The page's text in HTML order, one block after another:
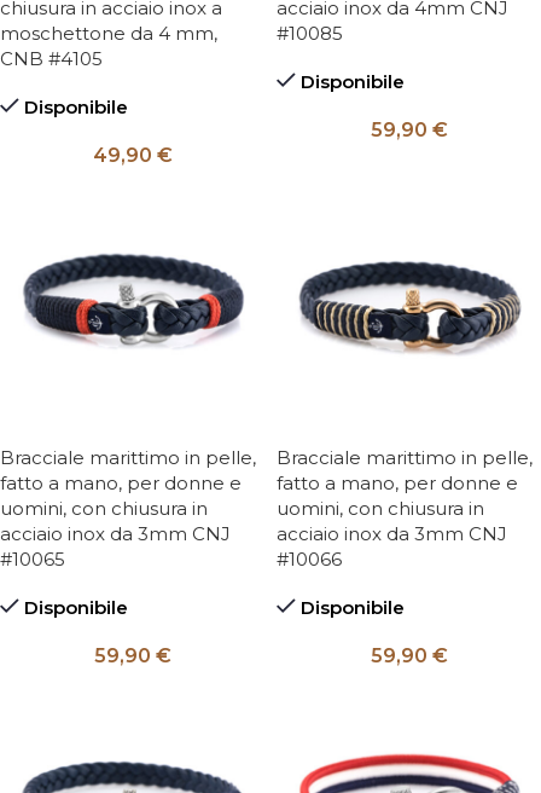
chiusura in acciaio inox a
moschettone da 4 mm,
CNB #4105
Disponibile
49,90 €
acciaio inox da 4mm CNJ
#10085
Disponibile
59,90 €
Bracciale marittimo in pelle,
fatto a mano, per donne e
uomini, con chiusura in
acciaio inox da 3mm CNJ
#10065
Disponibile
59,90 €
Bracciale marittimo in pelle,
fatto a mano, per donne e
uomini, con chiusura in
acciaio inox da 3mm CNJ
#10066
Disponibile
59,90 €